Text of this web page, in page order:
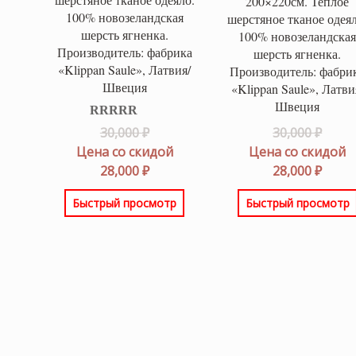
100% новозеландская
шерсть ягненка.
Производитель: фабрика
«Klippan Saule», Латвия/
Швеция
Оценка5.00
из 5
30,000₽Первоначальная
цена
составляла
30,000 ₽.
Цена со скидой
28,000₽Текущая
цена:
28,000 ₽.
Быстрый просмотр
шерстяное тканое
100% новозеландская
шерсть ягненка.
Производитель:
«Klippan Saule»,
Швеция
30,000₽
цена
30,000
Цена со скидой
28,000₽
цена:
28,000
Быстрый просмотр